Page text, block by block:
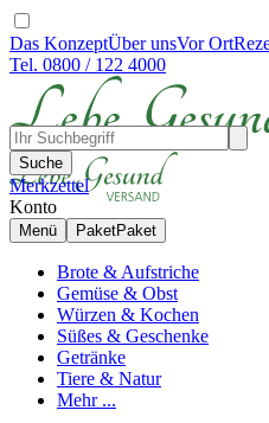
Das KonzeptÜber unsVor Ort
Tel. 0800 / 122 4000
Suche
Merkzettel
Konto
Menü PaketPaket
Brote & Aufstriche
Gemüse & Obst
Würzen & Kochen
Süßes & Geschenke
Getränke
Tiere & Natur
Mehr ...